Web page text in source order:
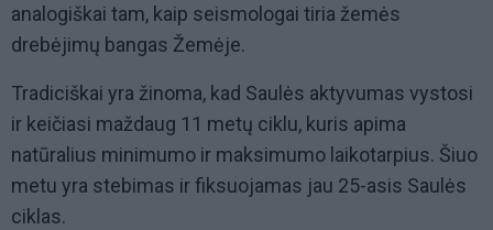
analogiškai tam, kaip seismologai tiria žemės
drebėjimų bangas Žemėje.
Tradiciškai yra žinoma, kad Saulės aktyvumas vystosi
ir keičiasi maždaug 11 metų ciklu, kuris apima
natūralius minimumo ir maksimumo laikotarpius. Šiuo
metu yra stebimas ir fiksuojamas jau 25-asis Saulės
ciklas.